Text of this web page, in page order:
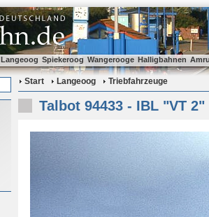
Langeoog Spiekeroog Wangerooge Halligbahnen
Start Langeoog Triebfahrzeuge
Talbot 94433 - IBL "VT 2"